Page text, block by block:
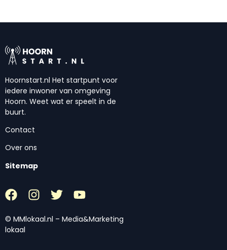
Hoornstart.nl Het startpunt voor
iedere inwoner van omgeving
Hoorn. Weet wat er speelt in de
buurt.
Contact
Over ons
Sitemap
© MMlokaal.nl – Media&Marketing
lokaal